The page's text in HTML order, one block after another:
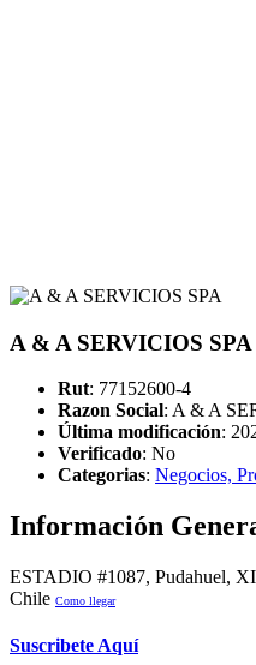
A & A SERVICIOS SPA
Rut: 77152600-4
Razon Social: A & A
Última modificación:
Verificado: No
Categorias: Negocios,
Información
ESTADIO #1087, Pudahuel,
Chile Como llegar
Suscribete Aquí